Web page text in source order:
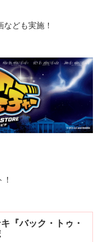
ども実施！
『バック・トゥ・